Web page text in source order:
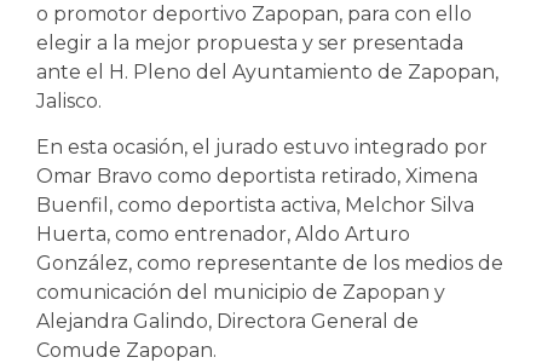
o promotor deportivo Zapopan, para con ello
elegir a la mejor propuesta y ser presentada
ante el H. Pleno del Ayuntamiento de Zapopan,
Jalisco.
En esta ocasión, el jurado estuvo integrado por
Omar Bravo como deportista retirado, Ximena
Buenfil, como deportista activa, Melchor Silva
Huerta, como entrenador, Aldo Arturo
González, como representante de los medios de
comunicación del municipio de Zapopan y
Alejandra Galindo, Directora General de
Comude Zapopan.